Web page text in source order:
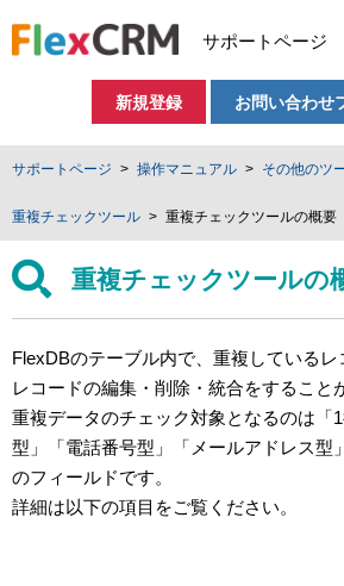
サポートページ
新規登録 お問い合わせ
サポートページ 操作マニュアル その他のツ
重複チェックツール 重複チェックツールの概要
重複チェックツールの
FlexDBのテーブル内で、重複しているレ
レコードの編集・削除・統合をすること
重複データのチェック対象となるのは「
型」「電話番号型」「メールアドレス型
のフィールドです。
詳細は以下の項目をご覧ください。